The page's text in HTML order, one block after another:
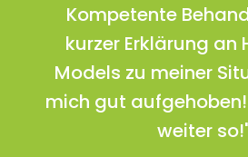
Kompetente
kurzer Erklärung an
Models zu meiner
mich gut aufgehoben!
weiter